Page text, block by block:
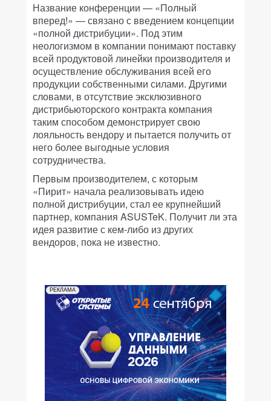
Название конференции — «Полный
вперед!» — связано с введением концепции
«полной дистрибуции». Под этим
неологизмом в компании понимают поставку
всей продуктовой линейки производителя и
осуществление обслуживания всей его
продукции собственными силами. Другими
словами, в отсутствие эксклюзивного
дистрибьюторского контракта компания
таким способом демонстрирует свою
лояльность вендору и пытается получить от
него более выгодные условия
сотрудничества.
Первым производителем, с которым
«Пирит» начала реализовывать идею
полной дистрибуции, стал ее крупнейший
партнер, компания ASUSTeK. Получит ли эта
идея развитие с кем-либо из других
вендоров, пока не известно.
РЕКЛАМА